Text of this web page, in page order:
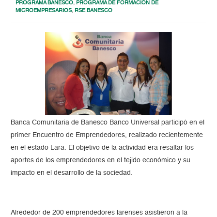
PROGRAMA BANESCO, PROGRAMA DE FORMACIÓN DE
MICROEMPRESARIOS, RSE BANESCO
Banca Comunitaria de Banesco Banco Universal participó en el
primer Encuentro de Emprendedores, realizado recientemente
en el estado Lara. El objetivo de la actividad era resaltar los
aportes de los emprendedores en el tejido económico y su
impacto en el desarrollo de la sociedad.
Alrededor de 200 emprendedores larenses asistieron a la